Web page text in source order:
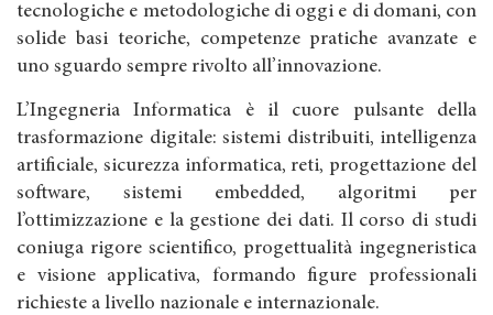
tecnologiche e metodologiche di oggi e di domani, con
solide basi teoriche, competenze pratiche avanzate e
uno sguardo sempre rivolto all’innovazione.
L’Ingegneria Informatica è il cuore pulsante della
trasformazione digitale: sistemi distribuiti, intelligenza
artificiale, sicurezza informatica, reti, progettazione del
software, sistemi embedded, algoritmi per
l’ottimizzazione e la gestione dei dati. Il corso di studi
coniuga rigore scientifico, progettualità ingegneristica
e visione applicativa, formando figure professionali
richieste a livello nazionale e internazionale.